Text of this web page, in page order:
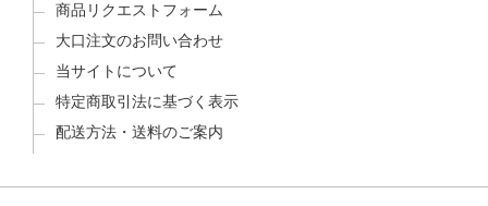
商品リクエストフォーム
大口注文のお問い合わせ
当サイトについて
特定商取引法に基づく表示
配送方法・送料のご案内